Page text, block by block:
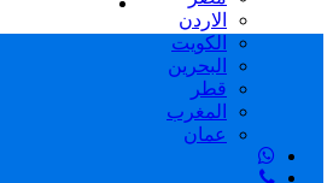
الاردن
الكويت
البحرين
قطر
المغرب
عمان